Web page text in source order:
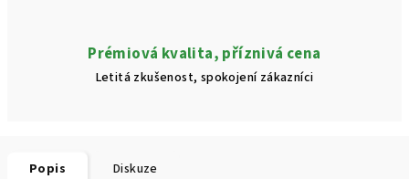
Prémiová kvalita, příznivá cena
Letitá zkušenost, spokojení zákazníci
Popis Diskuze